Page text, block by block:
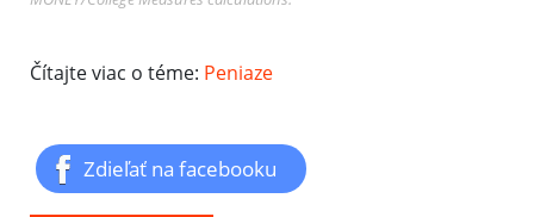
Čítajte viac o téme: Peniaze
Zdieľať na facebooku